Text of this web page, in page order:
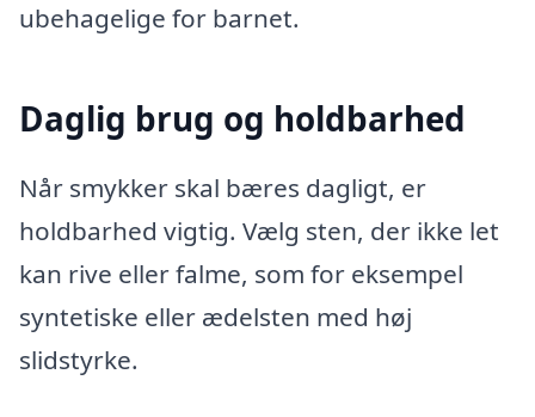
ubehagelige for barnet.
Daglig brug og holdbarhed
Når smykker skal bæres dagligt, er
holdbarhed vigtig. Vælg sten, der ikke let
kan rive eller falme, som for eksempel
syntetiske eller ædelsten med høj
slidstyrke.